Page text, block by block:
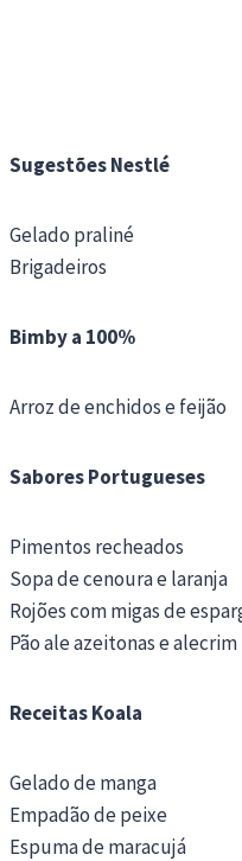
Sugestões Nestlé
Gelado praliné
Brigadeiros
Bimby a 100%
Arroz de enchidos e feijão
Sabores Portugueses
Pimentos recheados
Sopa de cenoura e laranja
Rojões com migas de
Pão ale azeitonas e alecrim
Receitas Koala
Gelado de manga
Empadão de peixe
Espuma de maracujá